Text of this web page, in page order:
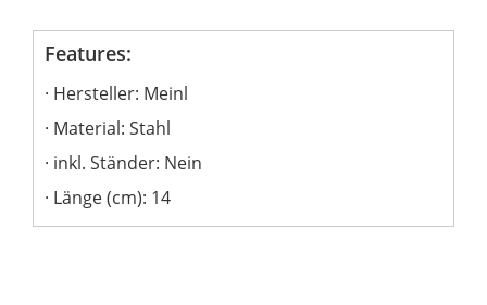
Features:
Hersteller: Meinl
Material: Stahl
inkl. Ständer: Nein
Länge (cm): 14